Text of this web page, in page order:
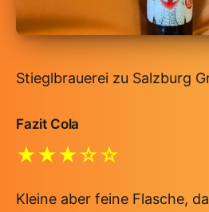
Stieglbrauerei zu Salzburg
Fazit Cola
★★★☆☆
Kleine aber feine Flasche,